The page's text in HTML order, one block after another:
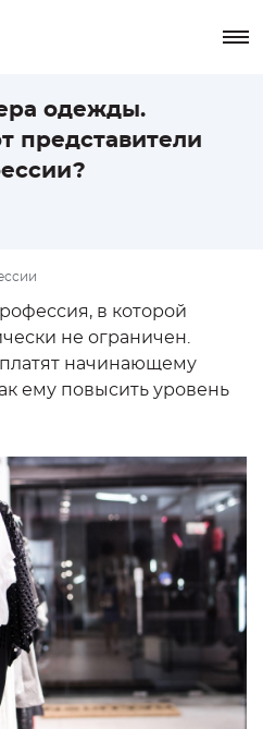
76-72
звонок
одежды.
представители
в которой
не ограничен.
начинающему
ему повысить уровень